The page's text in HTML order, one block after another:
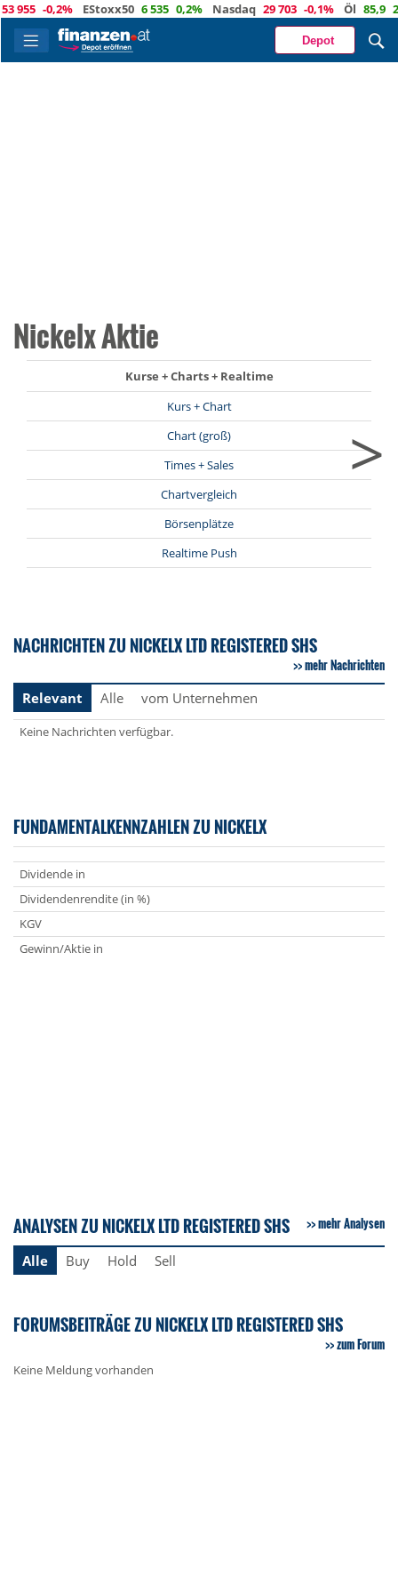
-0,2% EStoxx50 6 535 0,2% Nasdaq 29 703 -0,1% Öl 85,9
Depot
Nickelx Aktie
Kurse + Charts + Realtime
Kurs + Chart
Chart (groß)
Times + Sales
Chartvergleich
Börsenplätze
Realtime Push
>
NACHRICHTEN ZU NICKELX LTD REGISTERED SHS
mehr Nachrichten
Relevant
Alle vom Unternehmen
Keine Nachrichten verfügbar.
FUNDAMENTALKENNZAHLEN ZU NICKELX
Dividende in
Dividendenrendite (in %)
KGV
Gewinn/Aktie in
ANALYSEN ZU NICKELX LTD REGISTERED SHS mehr Analysen
Alle Buy Hold Sell
FORUMSBEITRÄGE ZU NICKELX LTD REGISTERED SHS
zum Forum
Keine Meldung vorhanden